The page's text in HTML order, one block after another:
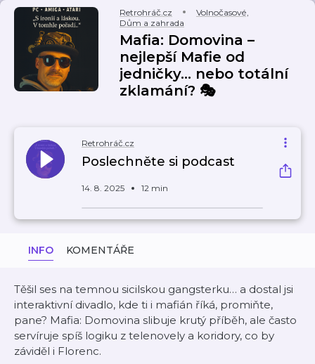
Retrohráč.cz Volnočasové,
Dům a zahrada
Mafia: Domovina –
nejlepší Mafie od
jedničky… nebo totální
zklamání? 🎭
Retrohráč.cz
Poslechněte si podcast
14. 8. 2025 12 min
INFO KOMENTÁŘE
Těšil ses na temnou sicilskou gangsterku… a dostal jsi
interaktivní divadlo, kde ti i mafián říká‚ promiňte,
pane? Mafia: Domovina slibuje krutý příběh, ale často
servíruje spíš logiku z telenovely a koridory, co by
záviděl i Florenc.